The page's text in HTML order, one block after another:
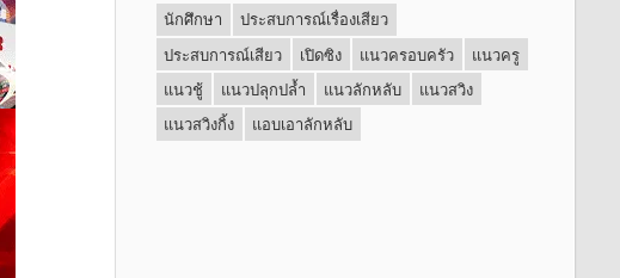
นักศึกษา
ประสบการณ์เรื่องเสียว
ประสบการณ์เสียว
เปิดซิง แนวครอบครัว
แนวครู
แนวชู้
แนวปลุกปล้ำ แนวลักหลับ
แนวสวิง
แนวสวิงกิ้ง
แอบเอาลักหลับ